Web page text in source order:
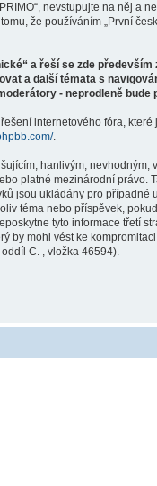
nevstupujte na něj
že používáním „První
a řeší se zde
a další témata s
- neprodleně
internetového fóra, které
.
hanlivým,
platné mezinárodní
jsou ukládány pro případné
téma nebo příspěvek,
tyto informace třetí
by mohl vést ke
oddíl C. , vložka 46594).